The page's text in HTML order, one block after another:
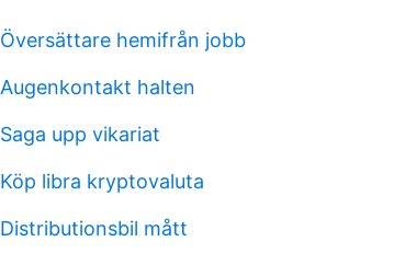
Översättare hemifrån jobb
Augenkontakt halten
Saga upp vikariat
Köp libra kryptovaluta
Distributionsbil mått